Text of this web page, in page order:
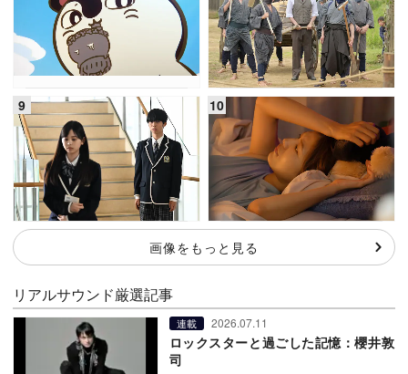
画像をもっと見る
リアルサウンド厳選記事
連載 2026.07.11
ロックスターと過ごした記憶：櫻井敦
司